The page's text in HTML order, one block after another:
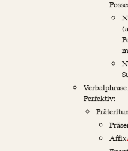
Verbalphrase
Perfektiv:
Affix